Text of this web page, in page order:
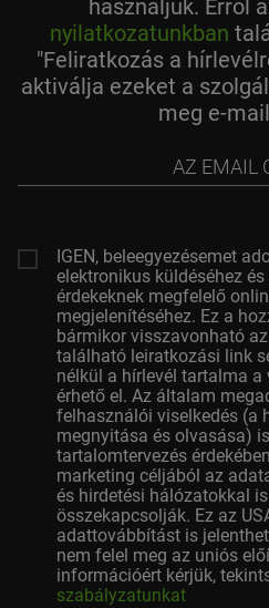
használjuk. Erről
nyilatkozatunkban
"Feliratkozás a
aktiválja ezeket a
meg e-
címed
IGEN, beleegyezésemet
elektronikus küldéséhez
érdekeknek megfelelő
megjelenítéséhez. Ez a
bármikor visszavonható
található leiratkozási link
nélkül a hírlevél tartalma a
érhető el. Az általam
felhasználói viselkedés (a
megnyitása és olvasása)
tartalomtervezés
marketing céljából az
és hirdetési hálózatokkal
összekapcsolják. Ez az
adattovábbítást is
nem felel meg az uniós
információért kérjük,
szabályzatunkat